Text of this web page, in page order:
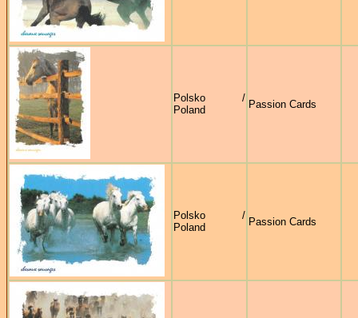
Polsko /
Poland
Passion Cards
Polsko /
Poland
Passion Cards